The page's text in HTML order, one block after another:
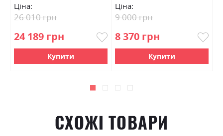
Ціна:
24 189 грн
26 010 грн
Купити
Ціна:
8 370 грн
9 000 грн
Купити
СХОЖІ ТОВАРИ